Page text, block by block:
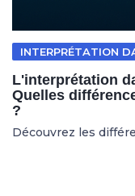
INTERPRÉTATION
L'interprétation
Quelles
?
Découvrez les